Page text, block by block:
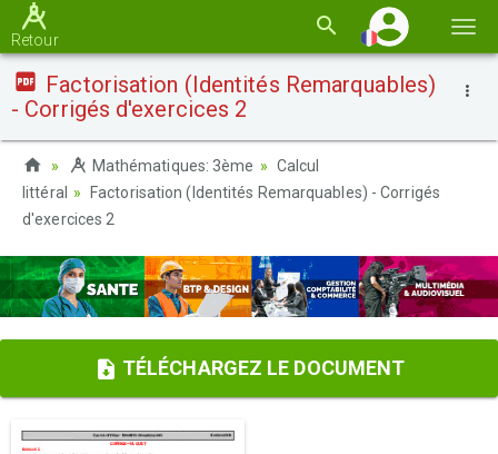
la
Retour
Factorisation (Identités Remarquables)
- Corrigés d'exercices 2
Mathématiques: 3ème
Calcul
littéral
Factorisation (Identités Remarquables) - Corrigés
d'exercices 2
TÉLÉCHARGEZ LE DOCUMENT